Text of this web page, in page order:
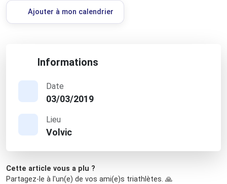
Ajouter à mon calendrier
Informations
Date
03/03/2019
Lieu
Volvic
Cette article vous a plu ?
Partagez-le à l'un(e) de vos ami(e)s triathlètes. 🙏